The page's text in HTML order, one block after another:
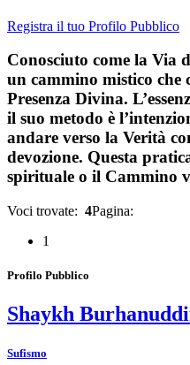
Registra il tuo Profilo Pubblico
Conosciuto come la Via
un cammino mistico che
Presenza Divina.
il suo metodo è
andare verso la Verità
devozione. Questa
spirituale o il Cammino
Voci trovate: 4Pagina:
1
Profilo Pubblico
Shaykh
Sufismo